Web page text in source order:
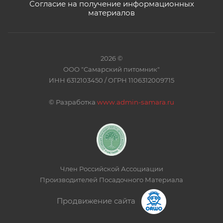
Согласие на получение информационных
материалов
2026 ©
ООО "Самарский питомник"
ИНН 6312103450 / ОГРН 1106312009715
© Разработка www.admin-samara.ru
Член Российской Ассоциации
Производителей Посадочного Материала
Продвижение сайта